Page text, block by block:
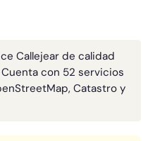
Callejear de calidad
con 52 servicios
Catastro y